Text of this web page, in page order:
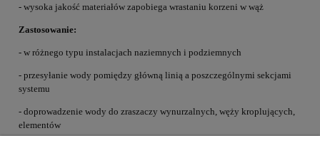
- wysoka jakość materiałów zapobiega wrastaniu korzeni w wąż
Zastosowanie:
- w różnego typu instalacjach naziemnych i podziemnych
- przesyłanie wody pomiędzy główną linią a poszczególnymi sekcjami
systemu
- doprowadzenie wody do zraszaczy wynurzalnych, węży kroplujących,
elementów